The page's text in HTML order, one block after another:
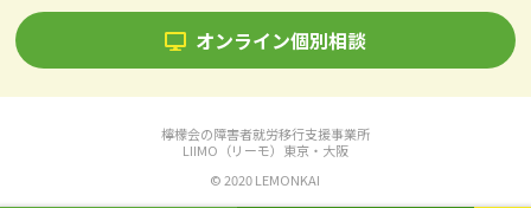
オンライン個別相談
檸檬会の障害者就労移行支援事業所
LIIMO（リーモ）東京・大阪
© 2020 LEMONKAI